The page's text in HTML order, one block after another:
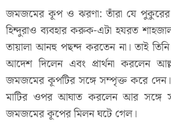
জমজমের কূপ ও ঝরণা: তাঁরা যে পুকুরের
হিন্দুরাও ব্যবহার করুক-এটা হযরত
তায়ালা আনহু পছন্দ করতেন না। তাই
আদেশ দিলেন এবং প্রার্থনা করলেন
জমজমের কূপটির সঙ্গে সম্পৃক্ত করে দেন।
মাটির ওপর আঘাত করলেন আর সঙ্গে
জমজমের কূপের মিলন ঘটে গেল।